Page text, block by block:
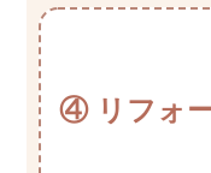
④ リフォ